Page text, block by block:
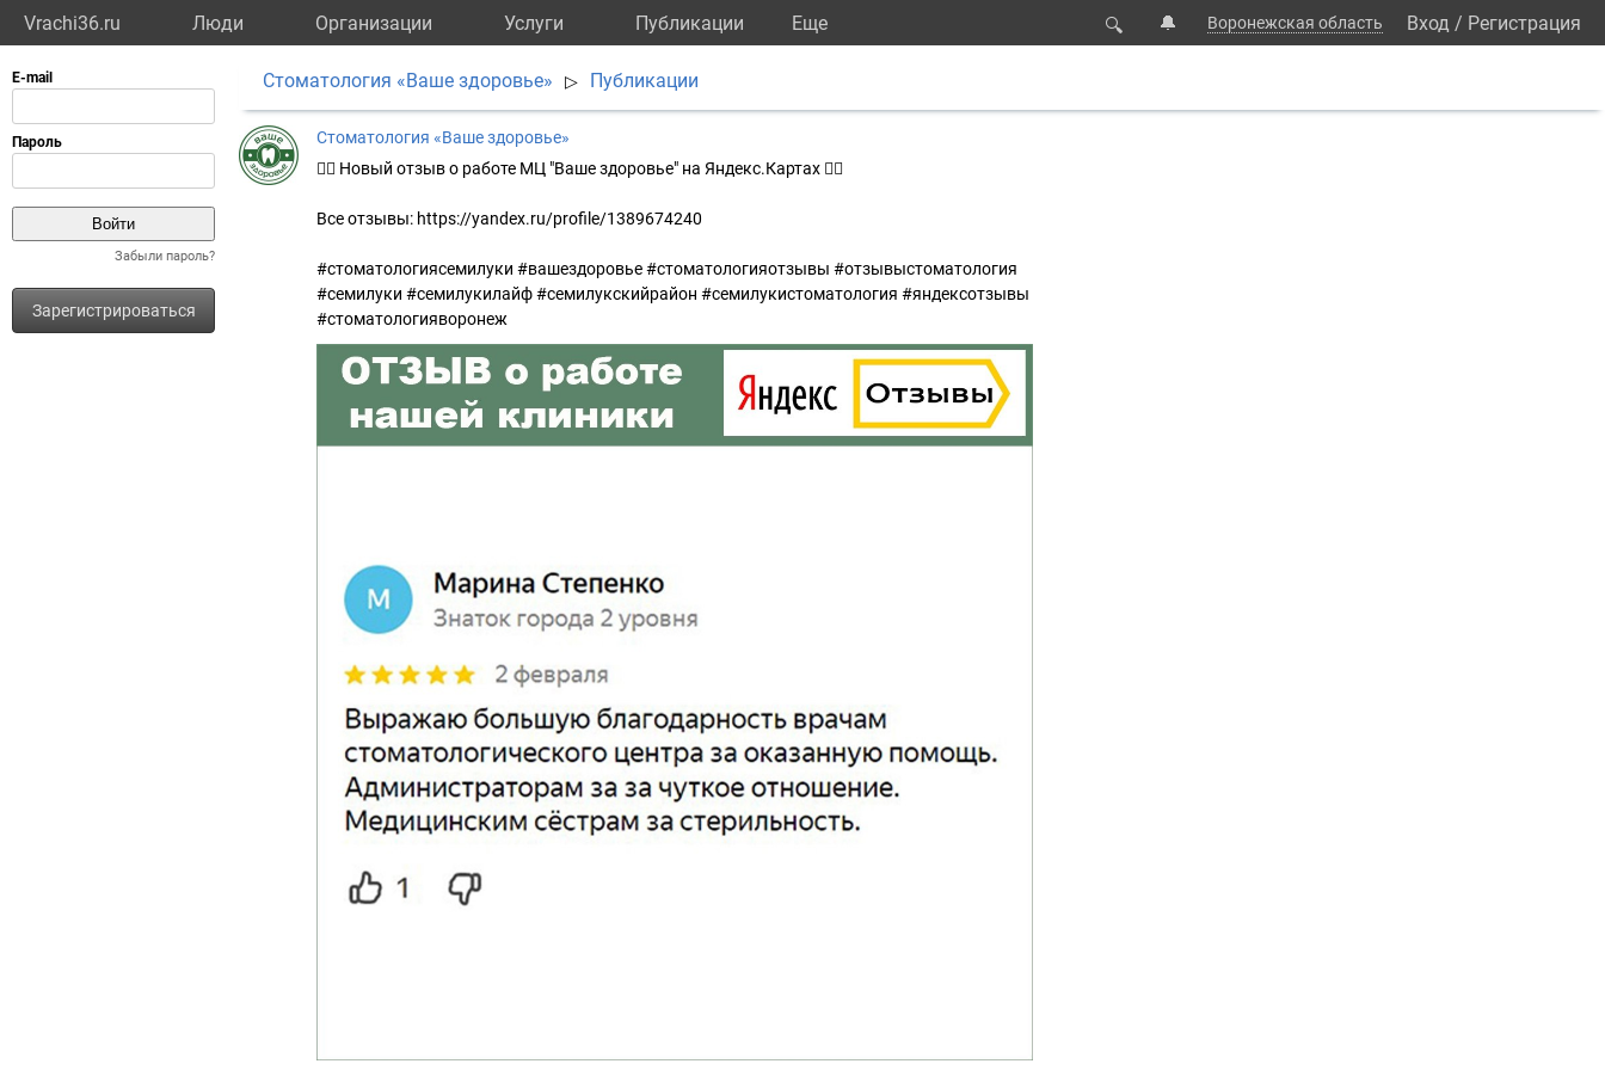
Vrachi36.ru Люди Организации Услуги Публикации Eще 🔍 🔔 Воронежская область Вход / Регистрация
Забыли пароль?
Зарегистрироваться
Стоматология «Ваше здоровье» ▷ Публикации
Стоматология «Ваше здоровье»
👍🏻 Новый отзыв о работе МЦ "Ваше здоровье" на Яндекс.Картах 👇🏻
Все отзывы: https://yandex.ru/profile/1389674240
#стоматологиясемилуки #вашездоровье #стоматологияотзывы #отзывыстоматология
#семилуки #семилукилайф #семилукскийрайон #семилукистоматология #яндексотзывы
#стоматологияворонеж